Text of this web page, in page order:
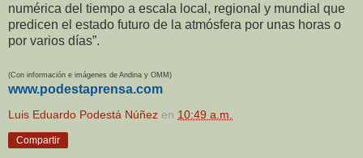
numérica del tiempo a escala local, regional y mundial que
predicen el estado futuro de la atmósfera por unas horas o
por varios días”.
(Con información e imágenes de Andina y OMM)
www.podestaprensa.com
Luis Eduardo Podestá Núñez en 10:49 a.m.
Compartir